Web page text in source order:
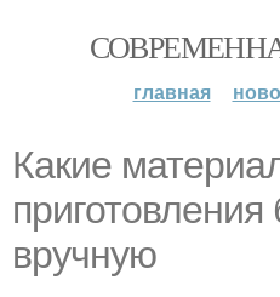
главная
Какие
приготовления
вручную